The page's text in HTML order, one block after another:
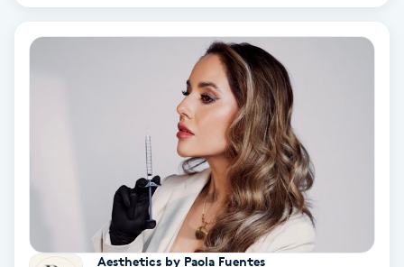
Fotsvamp
Fransborttagning
Fransfärgning
Aesthetics by Paola Fuentes